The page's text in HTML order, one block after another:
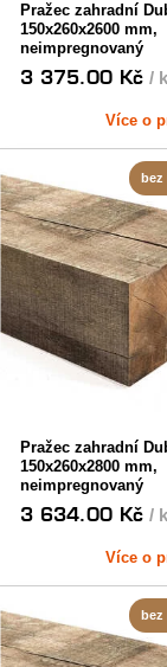
Pražec zahradní
150x260x2600 mm,
neimpregnovaný
3 375.00 Kč/
Více o
Pražec zahradní
150x260x2800 mm,
neimpregnovaný
3 634.00 Kč/
Více o
bez